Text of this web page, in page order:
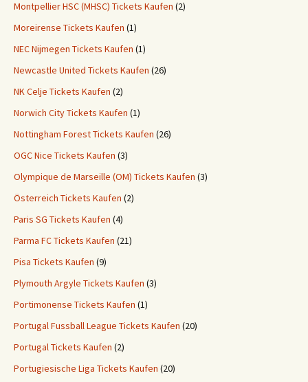
Montpellier HSC (MHSC) Tickets Kaufen (2)
Moreirense Tickets Kaufen (1)
NEC Nijmegen Tickets Kaufen (1)
Newcastle United Tickets Kaufen (26)
NK Celje Tickets Kaufen (2)
Norwich City Tickets Kaufen (1)
Nottingham Forest Tickets Kaufen (26)
OGC Nice Tickets Kaufen (3)
Olympique de Marseille (OM) Tickets Kaufen (3)
Österreich Tickets Kaufen (2)
Paris SG Tickets Kaufen (4)
Parma FC Tickets Kaufen (21)
Pisa Tickets Kaufen (9)
Plymouth Argyle Tickets Kaufen (3)
Portimonense Tickets Kaufen (1)
Portugal Fussball League Tickets Kaufen (20)
Portugal Tickets Kaufen (2)
Portugiesische Liga Tickets Kaufen (20)